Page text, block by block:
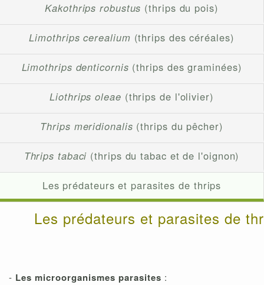
Kakothrips robustus (thrips du pois)
Limothrips cerealium (thrips des céréales)
Limothrips denticornis (thrips des graminées)
Liothrips oleae (thrips de l'olivier)
Thrips meridionalis (thrips du pêcher)
Thrips tabaci (thrips du tabac et de l'oignon)
Les prédateurs et parasites de thrips
Les prédateurs et parasites de
- Les microorganismes parasites :